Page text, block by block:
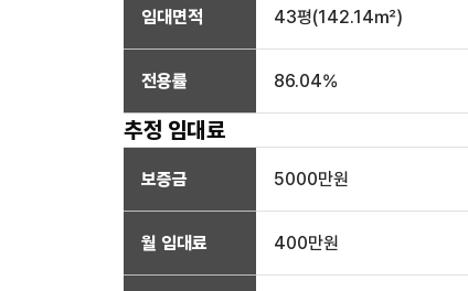
임대면적 43평(142.14㎡)
전용률 86.04%
추정 임대료
보증금 5000만원
월 임대료 400만원